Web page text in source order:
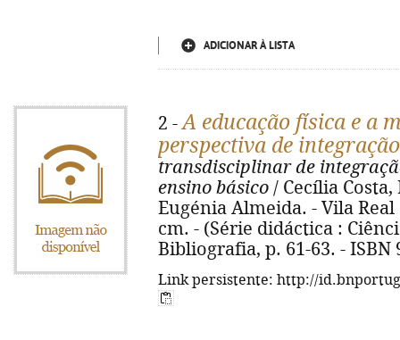
ADICIONAR À LISTA
2 -A educação física e a
perspectiva de
transdisciplinar de
ensino básico / Cecília
Eugénia Almeida. - Vila Real
cm. - (Série didáctica :
Bibliografia, p. 61-63. - ISBN
Link persistente: http://